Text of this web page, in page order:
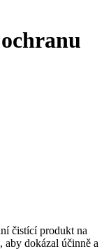
čistící produkt na
aby dokázal účinně a